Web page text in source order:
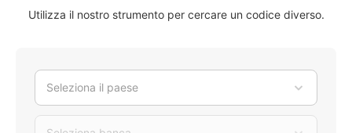
Utilizza il nostro strumento per cercare un codice diverso.
Seleziona il paese